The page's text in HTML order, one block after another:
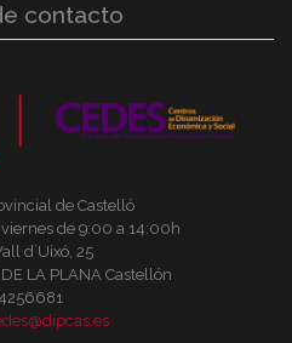
contacto
de Castelló
de 9:00 a 14:00h
d´Uixó, 25
LA PLANA Castellón